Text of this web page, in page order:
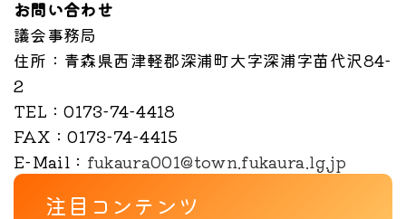
お問い合わせ
議会事務局
住所 ：青森県西津軽郡深浦町大字深浦字苗代沢84-
2
TEL ：0173-74-4418
FAX ：0173-74-4415
E-Mail ： fukaura001@town.fukaura.lg.jp
注目コンテンツ